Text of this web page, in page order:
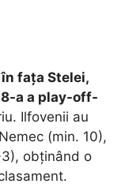
fața Stelei,
a a play-off-
Ilfovenii au
(min. 10),
obținând o